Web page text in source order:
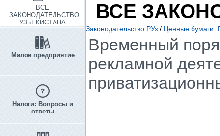
ВСЕ
ЗАКОНОДАТЕЛЬСТВО
УЗБЕКИСТАНА
Малое предприятие
Налоги: Вопросы и
ответы
ВСЕ
Законодательство РУз / Ценные бумаги.
Временный
рекламной